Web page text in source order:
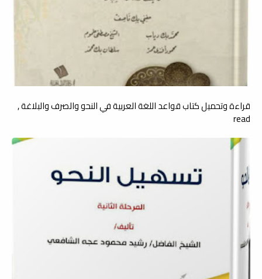
قراءة وتحميل كتاب قواعد اللغة العربية في النحو والصرف والبلاغة ,
read